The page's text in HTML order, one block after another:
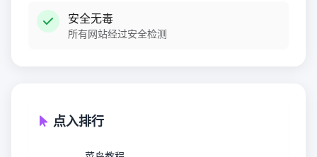
安全无毒
所有网站经过安全检测
点入排行